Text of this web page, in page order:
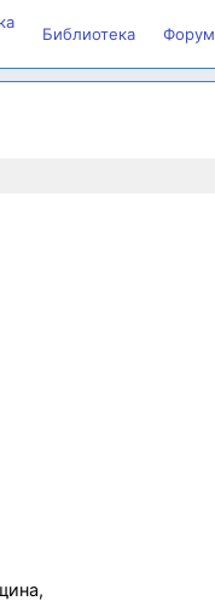
Библиотека Форум